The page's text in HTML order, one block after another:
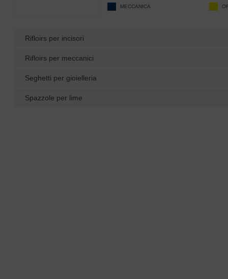
MECCANICA
Rifloirs per incisori
Rifloirs per meccanici
Seghetti per gioielleria
Spazzole per lime